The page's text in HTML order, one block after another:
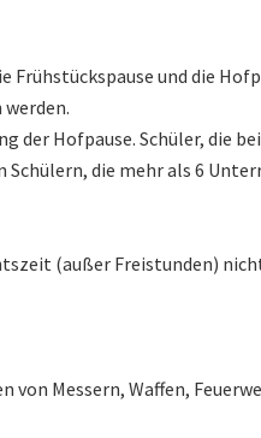
und die
der Hofpause. Schüler, die
Schülern, die mehr als 6
(außer Freistunden)
Messern, Waffen,